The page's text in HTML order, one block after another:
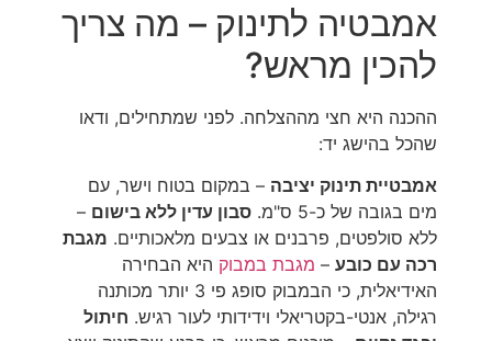
אמבטיה לתינוק – מה צריך
להכין מראש?
ההכנה היא חצי מההצלחה. לפני שמתחילים, ודאו
שהכל בהישג יד:
אמבטיית תינוק יציבה – במקום בטוח וישר, עם
מים בגובה של כ-5 ס"מ.
סבון עדין ללא בישום –
ללא סולפטים, פרבנים או צבעים מלאכותיים. מגבת
רכה עם כובע – מגבת במבוק היא הבחירה
האידיאלית, כי הבמבוק סופג פי 3 יותר מכותנה
רגילה, אנטי-בקטריאלי וידידותי לעור רגיש. חיתול